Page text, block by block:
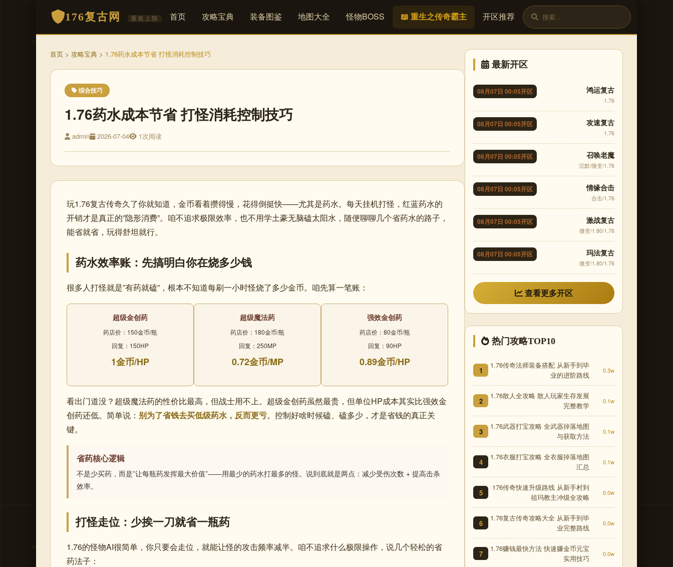
176复古网 重装上阵 首页 攻略宝典 装备图鉴 地图大全 怪物BOSS 📖 重生之传奇霸主 开区推荐
首页 > 攻略宝典 > 1.76药水成本节省 打怪消耗控制技巧
综合技巧
1.76药水成本节省 打怪消耗控制技巧
admin 2026-07-04 1次阅读
玩1.76复古传奇久了你就知道，金币看着攒得慢，花得倒挺快——尤其是药水。每天挂机打怪，红蓝药水的
开销才是真正的”隐形消费”。咱不追求极限效率，也不用学土豪无脑磕太阳水，随便聊聊几个省药水的路子，
能省就省，玩得舒坦就行。
药水效率账：先搞明白你在烧多少钱
很多人打怪就是”有药就磕”，根本不知道每刷一小时怪烧了多少金币。咱先算一笔账：
超级金创药
药店价：150金币/瓶
回复：150HP
1金币/HP
超级魔法药
药店价：180金币/瓶
回复：250MP
0.72金币/MP
强效金创药
药店价：80金币/瓶
回复：90HP
0.89金币/HP
看出门道没？超级魔法药的性价比最高，但战士用不上。超级金创药虽然最贵，但单位HP成本其实比强效金
创药还低。简单说： 别为了省钱去买低级药水，反而更亏。控制好啥时候磕、磕多少，才是省钱的真正关
键。
省药核心逻辑
不是少买药，而是”让每瓶药发挥最大价值”——用最少的药水打最多的怪。说到底就是两点：减少受伤次数 + 提高击杀
效率。
打怪走位：少挨一刀就省一瓶药
1.76的怪物AI很简单，你只要会走位，就能让怪的攻击频率减半。咱不追求什么极限操作，说几个轻松的省
药法子：
最新开区
08月07日 00:05开区 鸿运复古
1.76
08月07日 00:05开区 攻速复古
1.76
08月07日 00:05开区 召唤老魔
沉默/微变/1.76
08月07日 00:05开区 情缘合击
合击/1.76
08月07日 00:05开区 激战复古
微变/1.80/1.76
08月07日 00:05开区 玛法复古
微变/1.80/1.76
查看更多开区
热门攻略TOP10
1
1.76传奇法师装备搭配 从新手到毕
业的进阶路线
0.3w
2
1.76散人全攻略 散人玩家生存发展
完整教学
0.1w
3
1.76武器打宝攻略 全武器掉落地图
与获取方法
0.1w
4
1.76衣服打宝攻略 全衣服掉落地图
汇总
0.1w
5
176传奇快速升级路线 从新手村到
祖玛教主冲级全攻略
0.0w
6
1.76复古传奇攻略大全 从新手到毕
业完整路线
0.0w
7
1.76赚钱最快方法 快速赚金币元宝
实用技巧
0.0w